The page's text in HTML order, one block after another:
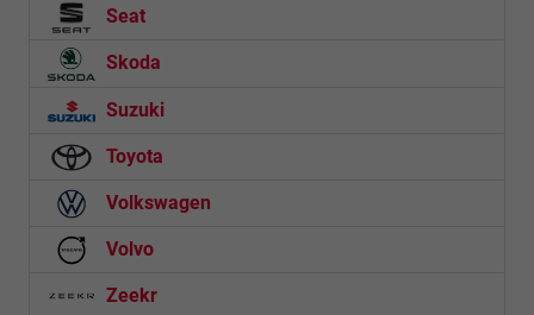
Seat
Skoda
Suzuki
Toyota
Volkswagen
Volvo
Zeekr